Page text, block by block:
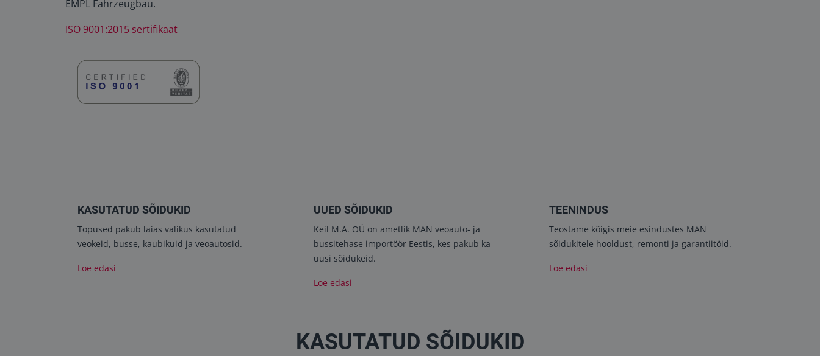
EMPL Fahrzeugbau.
ISO 9001:2015 sertifikaat
KASUTATUD SÕIDUKID
Topused pakub laias valikus kasutatud
veokeid, busse, kaubikuid ja veoautosid.
Loe edasi
UUED SÕIDUKID
Keil M.A. OÜ on ametlik MAN veoauto- ja
bussitehase importöör Eestis, kes pakub ka
uusi sõidukeid.
Loe edasi
TEENINDUS
Teostame kõigis meie esindustes MAN
sõidukitele hooldust, remonti ja garantiitöid.
Loe edasi
KASUTATUD SÕIDUKID